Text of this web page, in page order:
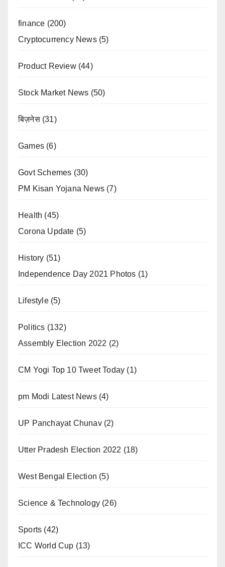
finance (200)
Cryptocurrency News(5)
Product Review(44)
Stock Market News (50)
बिज़नेस(31)
Games (6)
Govt Schemes (30)
PM Kisan Yojana News (7)
Health (45)
Corona Update (5)
History (51)
Independence Day 2021 Photos (1)
Lifestyle(5)
Politics (132)
Assembly Election 2022 (2)
CM Yogi Top 10 Tweet Today (1)
pm Modi Latest News(4)
UP Panchayat Chunav(2)
Utter Pradesh Election 2022 (18)
West Bengal Election (5)
Science & Technology (26)
Sports (42)
ICC World Cup (13)